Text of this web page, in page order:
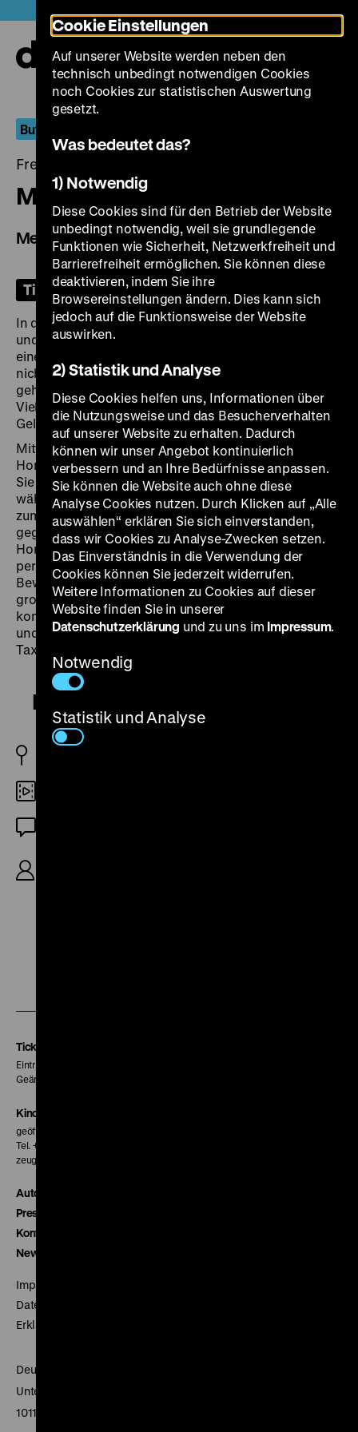
zum
Seiteninhalt
springen
But Elsewhere Is Always Better
Freitag, 21. November 2025, 18.00 Uhr
Metaal en melancholie
Metal and Melancholy
Tickets
In den frühen 1990er Jahren, als Korruption, Inflation
und der Terrorismus des
eine gewaltvolle Krise stürzte, waren viele Menschen
nicht mehr in der Lage, von ihrer Arbeit zu leben. Dazu
gehörten auch Justizbeamte, Polizisten und Lehrer.
Viele von ihnen nutzten ihr privates Auto als Taxi, um
Geld zu verdienen.
Mitten in dieser Krise reist die Filmemacherin Heddy
Honigmann aus Amsterdam in ihr Geburtsland Peru.
Sie steigt zu den Menschen ins Auto, spricht mit ihnen
während der Fahrten über deren Leben und erfährt
zum Beispiel, wie sie sich tagtäglich einfallsreich
gegen Autodiebe zur Wehr setzen müssen.
Honigmanns Road-Documentary ist ein Porträt der
peruanischen Hauptstadt Lima und ihrer
Bewohner*innen und zugleich ein Dokument der
großen Krise jener Jahre. Scheinbar Unvereinbares
kommt zusammen: die Trauer um ungelebtes Leben
und der Humor und Unternehmergeist der
Taxifahrer*innen. (sa/pp)
Metaal en melancholie
Tickets
Eintritt 5 €
Geänderte Preise sind im Programm vermerkt.
Kinokasse
geöffnet 30 Minuten vor Beginn der ersten Vorstellung
Tel. + 49 30 20304-770
zeughauskino@dhm.de
Autor*innen
Presse
Kontakt
Newsletter
Impressum
Datenschutz
Erklärung digitale Barrierefreiheit
Deutsches Historisches Museum
Unter den Linden 2
10117 Berlin
Cookie Einstellungen
Auf unserer Website werden neben den
technisch unbedingt notwendigen Cookies
noch Cookies zur statistischen Auswertung
gesetzt.
Was bedeutet das?
1) Notwendig
Diese Cookies sind für den Betrieb der Website
unbedingt notwendig, weil sie grundlegende
Funktionen wie Sicherheit, Netzwerkfreiheit und
Barrierefreiheit ermöglichen. Sie können diese
deaktivieren, indem Sie ihre
Browsereinstellungen ändern. Dies kann sich
jedoch auf die Funktionsweise der Website
auswirken.
2) Statistik und Analyse
Diese Cookies helfen uns, Informationen über
die Nutzungsweise und das Besucherverhalten
auf unserer Website zu erhalten. Dadurch
können wir unser Angebot kontinuierlich
verbessern und an Ihre Bedürfnisse anpassen.
Sie können die Website auch ohne diese
Analyse Cookies nutzen. Durch Klicken auf „Alle
auswählen“ erklären Sie sich einverstanden,
dass wir Cookies zu Analyse-Zwecken setzen.
Das Einverständnis in die Verwendung der
Cookies können Sie jederzeit widerrufen.
Weitere Informationen zu Cookies auf dieser
Website finden Sie in unserer
Datenschutzerklärung und zu uns im Impressum.
Notwendig
Statistik und Analyse